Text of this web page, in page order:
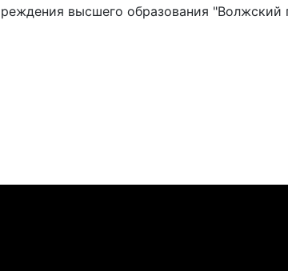
высшего образования "Волжский